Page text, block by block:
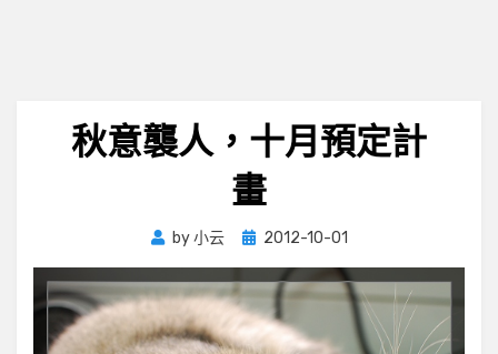
秋意襲人，十月預定計
畫
by小云
Posted
2012-10-01